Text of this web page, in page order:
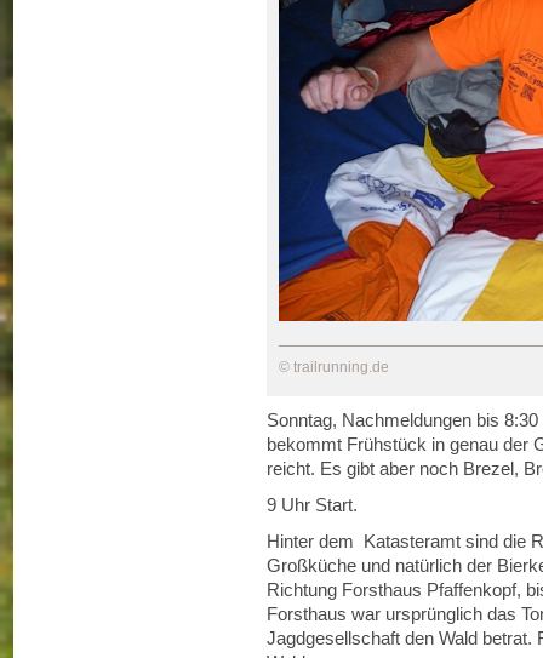
© trailrunning.de
Sonntag, Nachmeldungen bis
bekommt Frühstück in genau der
reicht. Es gibt aber noch Brezel,
9 Uhr Start.
Hinter dem Katasteramt sind die
Großküche und natürlich der
Richtung Forsthaus Pfaffenkopf,
Forsthaus war ursprünglich das
Jagdgesellschaft den Wald